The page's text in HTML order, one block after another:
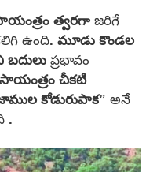
త్వరగాజరిగే
ఉంది.మూడు కొండల
బదులుప్రభావం
సాయంత్రం చీకటి
కోడురుపాక” అనే
.